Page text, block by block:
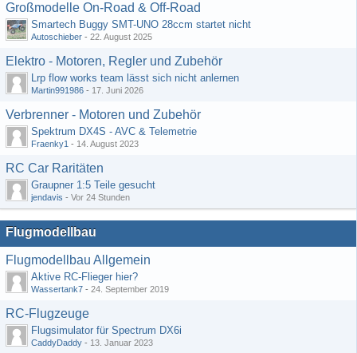
Großmodelle On-Road & Off-Road
Smartech Buggy SMT-UNO 28ccm startet nicht
Autoschieber - 22. August 2025
Elektro - Motoren, Regler und Zubehör
Lrp flow works team lässt sich nicht anlernen
Martin991986 - 17. Juni 2026
Verbrenner - Motoren und Zubehör
Spektrum DX4S - AVC & Telemetrie
Fraenky1 - 14. August 2023
RC Car Raritäten
Graupner 1:5 Teile gesucht
jendavis - Vor 24 Stunden
Flugmodellbau
Flugmodellbau Allgemein
Aktive RC-Flieger hier?
Wassertank7 - 24. September 2019
RC-Flugzeuge
Flugsimulator für Spectrum DX6i
CaddyDaddy - 13. Januar 2023